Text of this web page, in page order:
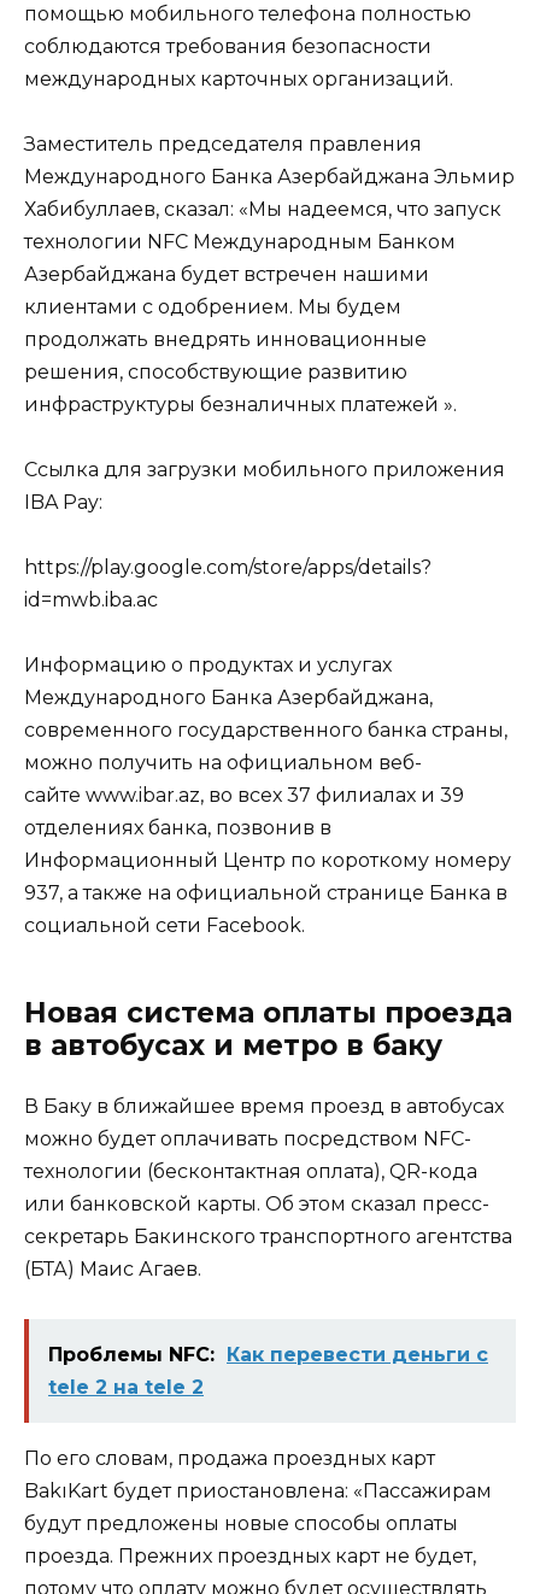
помощью мобильного телефона полностью
соблюдаются требования безопасности
международных карточных организаций.
Заместитель председателя правления
Международного Банка Азербайджана Эльмир
Хабибуллаев, сказал: «Мы надеемся, что запуск
технологии NFC Международным Банком
Азербайджана будет встречен нашими
клиентами с одобрением. Мы будем
продолжать внедрять инновационные
решения, способствующие развитию
инфраструктуры безналичных платежей ».
Ссылка для загрузки мобильного приложения
IBA Pay:
https://play.google.com/store/apps/details?
id=mwb.iba.ac
Информацию о продуктах и услугах
Международного Банка Азербайджана,
современного государственного банка страны,
можно получить на официальном веб-
сайте www.ibar.az, во всех 37 филиалах и 39
отделениях банка, позвонив в
Информационный Центр по короткому номеру
937, а также на официальной странице Банка в
социальной сети Facebook.
Новая система оплаты проезда
в автобусах и метро в баку
В Баку в ближайшее время проезд в автобусах
можно будет оплачивать посредством NFC-
технологии (бесконтактная оплата), QR-кода
или банковской карты. Об этом сказал пресс-
секретарь Бакинского транспортного агентства
(БТА) Маис Агаев.
Проблемы NFC: Как перевести деньги с
tele 2 на tele 2
По его словам, продажа проездных карт
BakıKart будет приостановлена: «Пассажирам
будут предложены новые способы оплаты
проезда. Прежних проездных карт не будет,
потому что оплату можно будет осуществлять